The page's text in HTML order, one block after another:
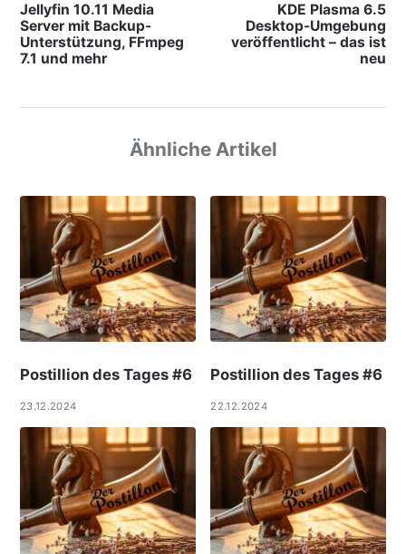
Jellyfin 10.11 Media
Server mit Backup-
Unterstützung, FFmpeg
7.1 und mehr
KDE Plasma 6.5
Desktop-Umgebung
veröffentlicht – das ist
neu
Ähnliche Artikel
Postillion des Tages #6
23.12.2024
Postillion des Tages #6
22.12.2024